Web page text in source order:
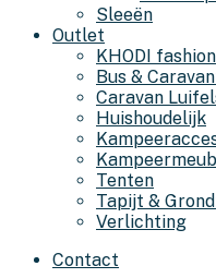
Sleeën
Outlet
KHODI
Bus &
Caravan
Huishoudelijk
Tenten
Tapijt &
Verlichting
Contact